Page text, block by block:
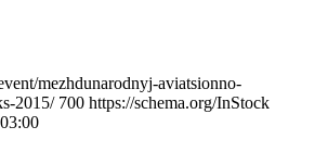
mezhdunarodnyj-aviatsionno-
2015/ 700 https://schema.org/InStock